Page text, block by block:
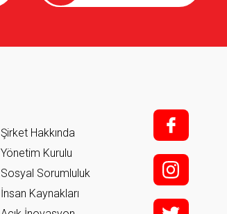
Şirket Hakkında
Yönetim Kurulu
Sosyal Sorumluluk
İnsan Kaynakları
f;
i;